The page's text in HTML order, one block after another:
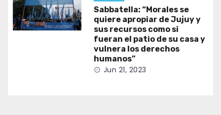
Sabbatella: “Morales se
quiere apropiar de Jujuy y
sus recursos como si
fueran el patio de su casa y
vulnera los derechos
humanos”
Jun 21, 2023